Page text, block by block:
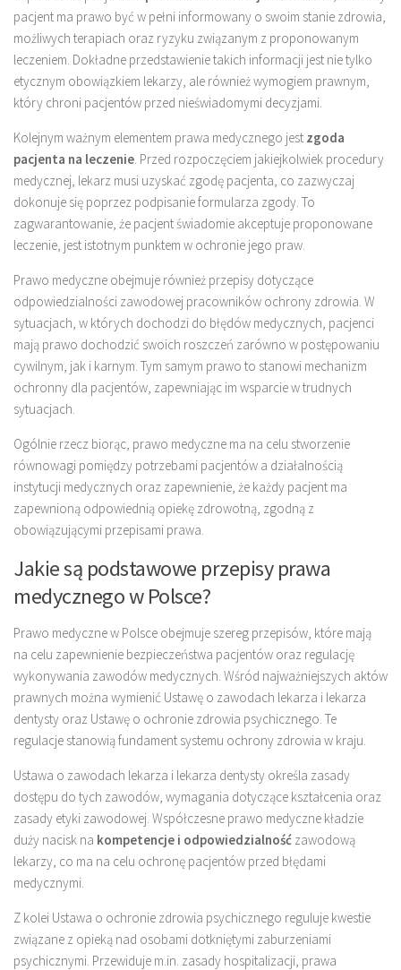
pacjent ma prawo być w pełni informowany o swoim stanie zdrowia,
możliwych terapiach oraz ryzyku związanym z proponowanym
leczeniem. Dokładne przedstawienie takich informacji jest nie tylko
etycznym obowiązkiem lekarzy, ale również wymogiem prawnym,
który chroni pacjentów przed nieświadomymi decyzjami.
Kolejnym ważnym elementem prawa medycznego jest zgoda
pacjenta na leczenie. Przed rozpoczęciem jakiejkolwiek procedury
medycznej, lekarz musi uzyskać zgodę pacjenta, co zazwyczaj
dokonuje się poprzez podpisanie formularza zgody. To
zagwarantowanie, że pacjent świadomie akceptuje proponowane
leczenie, jest istotnym punktem w ochronie jego praw.
Prawo medyczne obejmuje również przepisy dotyczące
odpowiedzialności zawodowej pracowników ochrony zdrowia. W
sytuacjach, w których dochodzi do błędów medycznych, pacjenci
mają prawo dochodzić swoich roszczeń zarówno w postępowaniu
cywilnym, jak i karnym. Tym samym prawo to stanowi mechanizm
ochronny dla pacjentów, zapewniając im wsparcie w trudnych
sytuacjach.
Ogólnie rzecz biorąc, prawo medyczne ma na celu stworzenie
równowagi pomiędzy potrzebami pacjentów a działalnością
instytucji medycznych oraz zapewnienie, że każdy pacjent ma
zapewnioną odpowiednią opiekę zdrowotną, zgodną z
obowiązującymi przepisami prawa.
Jakie są podstawowe przepisy prawa
medycznego w Polsce?
Prawo medyczne w Polsce obejmuje szereg przepisów, które mają
na celu zapewnienie bezpieczeństwa pacjentów oraz regulację
wykonywania zawodów medycznych. Wśród najważniejszych aktów
prawnych można wymienić Ustawę o zawodach lekarza i lekarza
dentysty oraz Ustawę o ochronie zdrowia psychicznego. Te
regulacje stanowią fundament systemu ochrony zdrowia w kraju.
Ustawa o zawodach lekarza i lekarza dentysty określa zasady
dostępu do tych zawodów, wymagania dotyczące kształcenia oraz
zasady etyki zawodowej. Współczesne prawo medyczne kładzie
duży nacisk na kompetencje i odpowiedzialność zawodową
lekarzy, co ma na celu ochronę pacjentów przed błędami
medycznymi.
Z kolei Ustawa o ochronie zdrowia psychicznego reguluje kwestie
związane z opieką nad osobami dotkniętymi zaburzeniami
psychicznymi. Przewiduje m.in. zasady hospitalizacji, prawa